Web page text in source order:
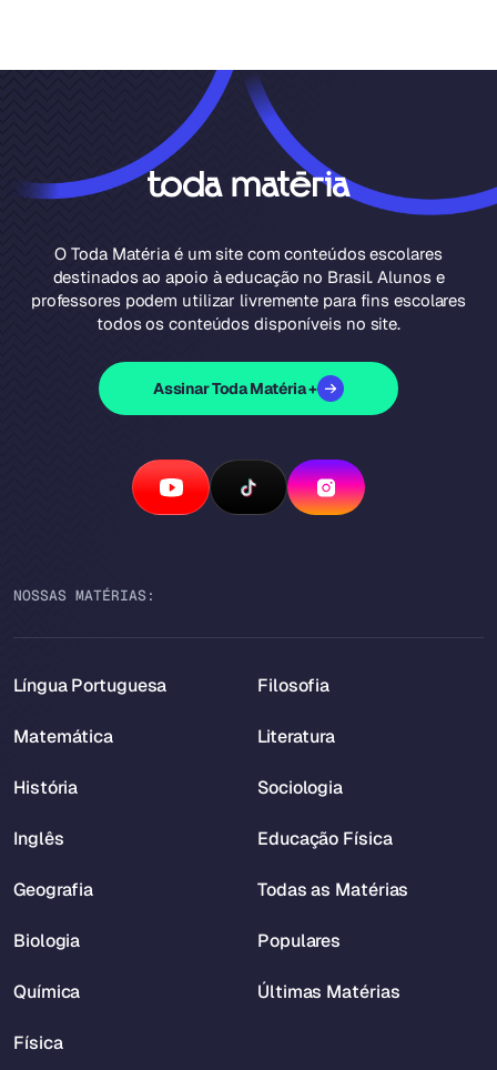
O Toda Matéria é um site com conteúdos escolares
destinados ao apoio à educação no Brasil. Alunos e
professores podem utilizar livremente para fins escolares
todos os conteúdos disponíveis no site.
Assinar Toda Matéria +
NOSSAS MATÉRIAS:
Língua Portuguesa
Matemática
História
Inglês
Geografia
Biologia
Química
Física
Filosofia
Literatura
Sociologia
Educação Física
Todas as Matérias
Populares
Últimas Matérias